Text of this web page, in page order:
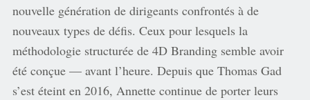
nouvelle génération de dirigeants confrontés à de
nouveaux types de défis. Ceux pour lesquels la
méthodologie structurée de 4D Branding semble avoir
été conçue — avant l’heure. Depuis que Thomas Gad
s’est éteint en 2016, Annette continue de porter leurs